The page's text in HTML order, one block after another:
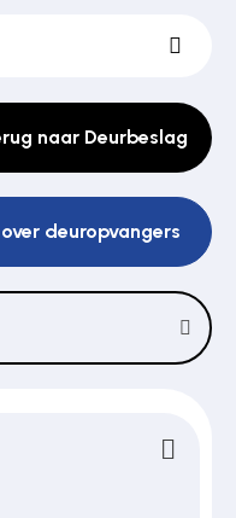
naar Deurbeslag
deuropvangers